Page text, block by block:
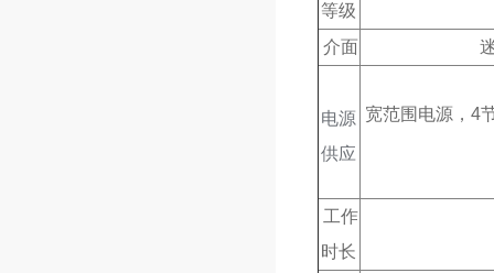
等级
介面
电源
供应
宽范围电源，4
工作
时长